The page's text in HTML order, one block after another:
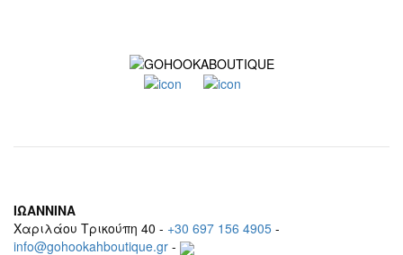
ΙΩΑΝΝΙΝΑ
Χαριλάου Τρικούπη 40 - +30 697 156 4905 -
info@gohookahboutique.gr -